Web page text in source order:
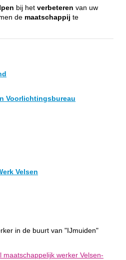
bij het verbeteren van uw
de maatschappij te
Voorlichtingsbureau
Velsen
in de buurt van "IJmuiden"
maatschappelijk werker Velsen-